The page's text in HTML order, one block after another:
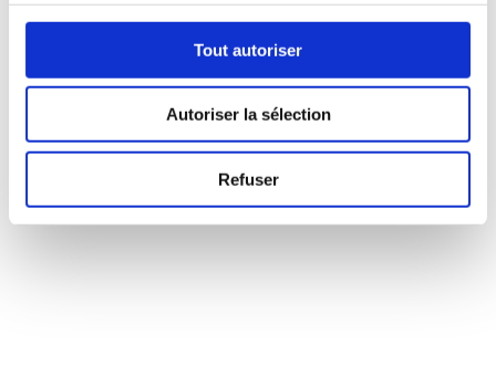
Tout autoriser
Autoriser la sélection
Refuser